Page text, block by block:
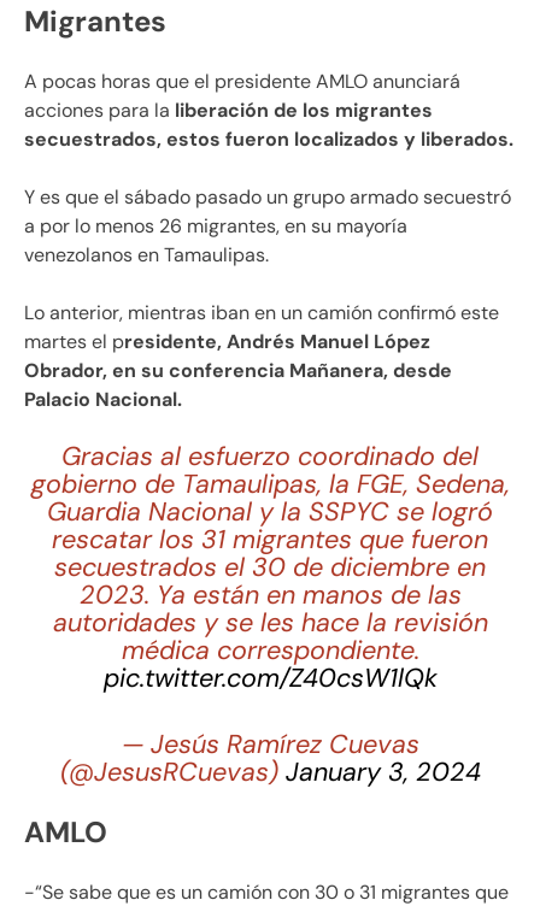
Migrantes
A pocas horas que el presidente AMLO anunciará
acciones para la liberación de los migrantes
secuestrados, estos fueron localizados y liberados.
Y es que el sábado pasado un grupo armado secuestró
a por lo menos 26 migrantes, en su mayoría
venezolanos en Tamaulipas.
Lo anterior, mientras iban en un camión confirmó este
martes el presidente, Andrés Manuel López
Obrador, en su conferencia Mañanera, desde
Palacio Nacional.
Gracias al esfuerzo coordinado del
gobierno de Tamaulipas, la FGE, Sedena,
Guardia Nacional y la SSPYC se logró
rescatar los 31 migrantes que fueron
secuestrados el 30 de diciembre en
2023. Ya están en manos de las
autoridades y se les hace la revisión
médica correspondiente.
pic.twitter.com/Z40csW1lQk
— Jesús Ramírez Cuevas
(@JesusRCuevas) January 3, 2024
AMLO
-“Se sabe que es un camión con 30 o 31 migrantes que